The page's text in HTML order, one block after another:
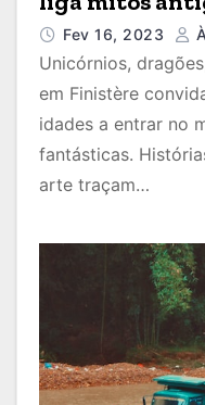
Fev 16, 2023
Unicórnios,
em Finistère
idades a entrar no
fantásticas.
arte traçam…